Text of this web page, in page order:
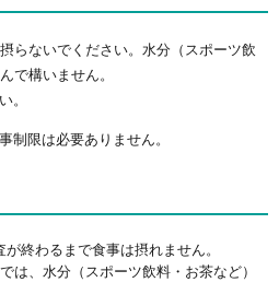
らないでください。水分（スポーツ飲
で構いません。
。
制限は必要ありません。
終わるまで食事は摂れません。
は、水分（スポーツ飲料・お茶など）